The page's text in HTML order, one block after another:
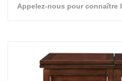
Appelez-nous pour connaître